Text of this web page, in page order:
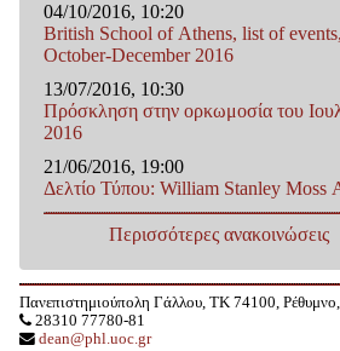
04/10/2016, 10:20
British School of Athens, list of events,
October-December 2016
13/07/2016, 10:30
Πρόσκληση στην ορκωμοσία του
2016
21/06/2016, 19:00
Δελτίο Τύπου: William Stanley Moss
Περισσότερες ανακοινώσεις
Πανεπιστημιούπολη Γάλλου, TK 74100,
28310 77780-81
dean@phl.uoc.gr